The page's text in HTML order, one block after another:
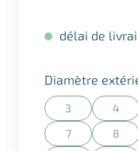
délai de
Diamètre
3
(Cette action
4
7
(Cette action
8